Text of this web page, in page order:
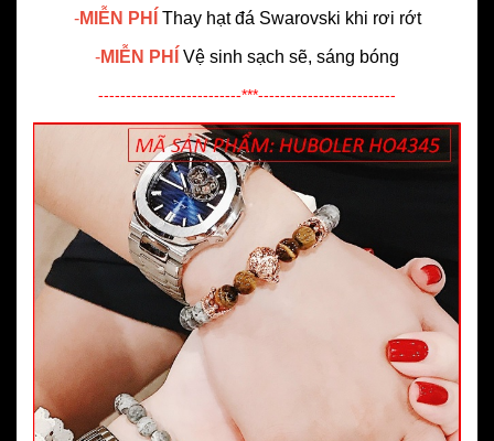
-MIỄN PHÍ Thay hạt đá Swarovski khi rơi rớt
-MIỄN PHÍ Vệ sinh sạch sẽ, sáng bóng
--------------------------***-------------------------